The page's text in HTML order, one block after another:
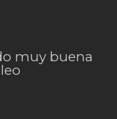
muy buena